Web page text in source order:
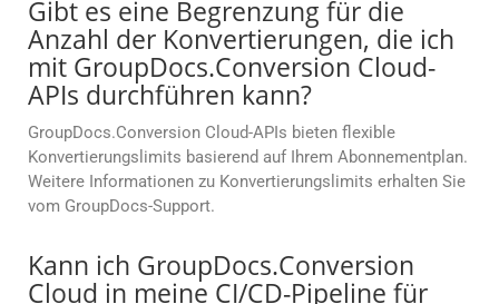
Gibt es eine Begrenzung für die
Anzahl der Konvertierungen, die ich
mit GroupDocs.Conversion Cloud-
APIs durchführen kann?
GroupDocs.Conversion Cloud-APIs bieten flexible
Konvertierungslimits basierend auf Ihrem Abonnementplan.
Weitere Informationen zu Konvertierungslimits erhalten Sie
vom GroupDocs-Support.
Kann ich GroupDocs.Conversion
Cloud in meine CI/CD-Pipeline für